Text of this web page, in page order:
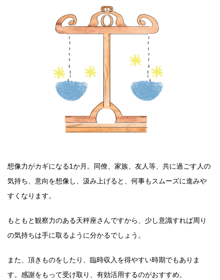
想像力がカギになる1か月。同僚、家族、友人等、共に過ごす人の
気持ち、意向を想像し、汲み上げると、何事もスムーズに進みや
すくなります。
もともと観察力のある天秤座さんですから、少し意識すれば周り
の気持ちは手に取るように分かるでしょう。
また、頂きものをしたり、臨時収入を得やすい時期でもありま
す。感謝をもって受け取り、有効活用するのがおすすめ。